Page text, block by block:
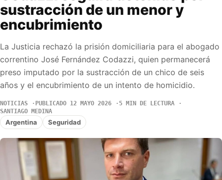
sustracción de un menor y
encubrimiento
La Justicia rechazó la prisión domiciliaria para el abogado
correntino José Fernández Codazzi, quien permanecerá
preso imputado por la sustracción de un chico de seis
años y el encubrimiento de un intento de homicidio.
NOTICIAS PUBLICADO 12 MAYO 2026
5 MIN DE LECTURA
SANTIAGO MEDINA
Argentina Seguridad